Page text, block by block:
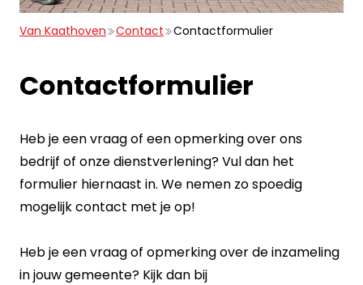
Van Kaathoven Contact Contactformulier
Contactformulier
Heb je een vraag of een opmerking over ons
bedrijf of onze dienstverlening? Vul dan het
formulier hiernaast in. We nemen zo spoedig
mogelijk contact met je op!
Heb je een vraag of opmerking over de inzameling
in jouw gemeente? Kijk dan bij